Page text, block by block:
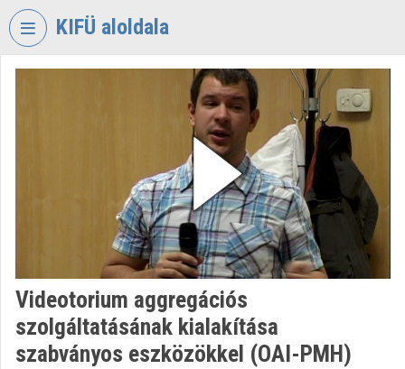
Fejléc kihagyása
KIFÜ aloldala
Intézményi kezdőlap
Bejelentkezés
Intézményi felfedezés
Kategóriák
Videotorium aggregációs
szolgáltatásának kialakítása
szabványos eszközökkel (OAI-PMH)